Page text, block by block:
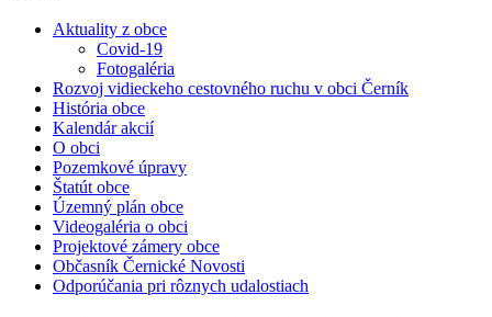
Aktuality z obce
Covid-19
Fotogaléria
Rozvoj vidieckeho cestovného ruchu v obci Černík
História obce
Kalendár akcií
O obci
Pozemkové úpravy
Štatút obce
Územný plán obce
Videogaléria o obci
Projektové zámery obce
Občasník Černické Novosti
Odporúčania pri rôznych udalostiach